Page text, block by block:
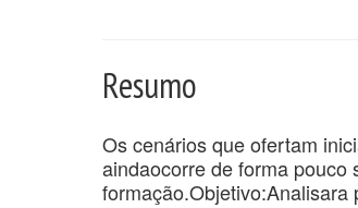
Resumo
Os cenários que ofertam
aindaocorre de forma pouco